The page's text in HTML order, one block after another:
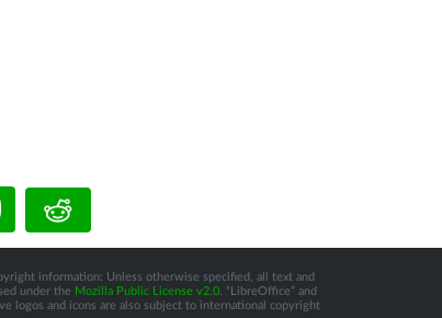
information: Unless otherwise specified, all text and
under the Mozilla Public License v2.0. “LibreOffice” and
logos and icons are also subject to international copyright